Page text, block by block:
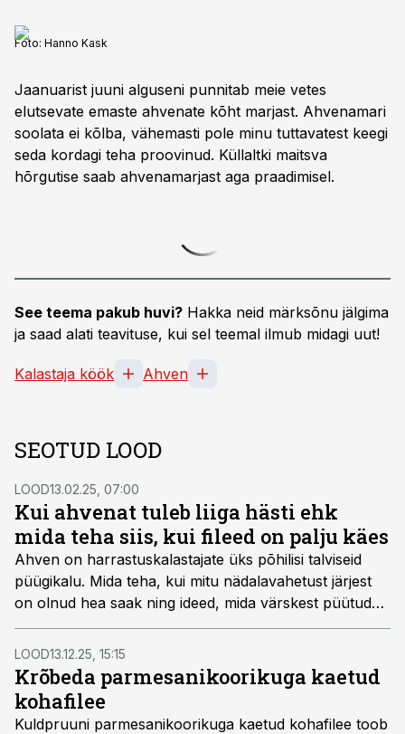
Foto: Hanno Kask
Jaanuarist juuni alguseni punnitab meie vetes
elutsevate emaste ahvenate kõht marjast. Ahvenamari
soolata ei kõlba, vähemasti pole minu tuttavatest keegi
seda kordagi teha proovinud. Küllaltki maitsva
hõrgutise saab ahvenamarjast aga praadimisel.
See teema pakub huvi? Hakka neid märksõnu jälgima
ja saad alati teavituse, kui sel teemal ilmub midagi uut!
Kalastaja köök Ahven
SEOTUD LOOD
LOOD13.02.25, 07:00
Kui ahvenat tuleb liiga hästi ehk
mida teha siis, kui fileed on palju käes
Ahven on harrastuskalastajate üks põhilisi talviseid
püügikalu. Mida teha, kui mitu nädalavahetust järjest
on olnud hea saak ning ideed, mida värskest püütud
kalast teha, hakkavad otsa saama?
LOOD13.12.25, 15:15
Krõbeda parmesanikoorikuga kaetud
kohafilee
Kuldpruuni parmesanikoorikuga kaetud kohafilee toob